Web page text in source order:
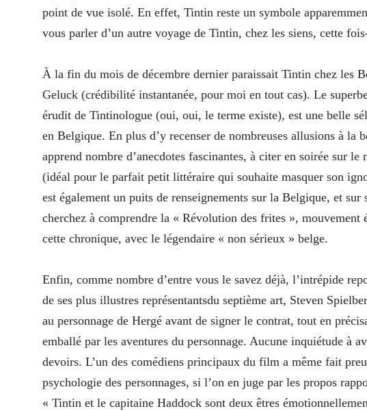
point de vue isolé. En effet, Tintin reste un symbole
vous parler d’un autre voyage de Tintin, chez les siens, cette
À la fin du mois de décembre dernier paraissait Tintin chez les
Geluck (crédibilité instantanée, pour moi en tout cas). Le
érudit de Tintinologue (oui, oui, le terme existe), est une belle
en Belgique. En plus d’y recenser de nombreuses allusions à la
apprend nombre d’anecdotes fascinantes, à citer en soirée sur
(idéal pour le parfait petit littéraire qui souhaite masquer son
est également un puits de renseignements sur la Belgique, et
cherchez à comprendre la « Révolution des frites »,
cette chronique, avec le légendaire « non sérieux » belge.
Enfin, comme nombre d’entre vous le savez déjà, l’intrépide
de ses plus illustres représentantsdu septième art, Steven
au personnage de Hergé avant de signer le contrat, tout en
emballé par les aventures du personnage. Aucune inquiétude à
devoirs. L’un des comédiens principaux du film a même fait
psychologie des personnages, si l’on en juge par les propos
« Tintin et le capitaine Haddock sont deux êtres